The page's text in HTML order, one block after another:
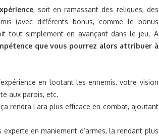
, soit en ramassant des reliques, des
(avec différents bonus, comme le bonus
tout simplement en avançant dans le jeu. A
que vous pourrez alors attribuer à
en lootant les ennemis, votre vision
aux parois, etc.
rendra Lara plus efficace en combat, ajoutant
en maniement d’armes, la rendant plus